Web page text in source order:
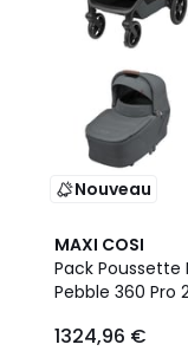
Nouveau
MAXI COSI
Pack Poussette
Pebble 360 Pro
1324,96 €
3
Couleurs